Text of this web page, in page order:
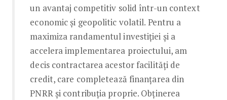
un avantaj competitiv solid într-un context
economic și geopolitic volatil. Pentru a
maximiza randamentul investiției și a
accelera implementarea proiectului, am
decis contractarea acestor facilități de
credit, care completează finanțarea din
PNRR și contribuția proprie. Obținerea